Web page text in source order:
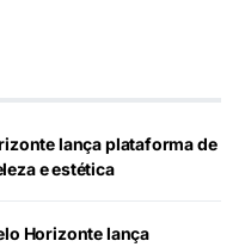
lança plataforma de
e estética
Horizonte lança